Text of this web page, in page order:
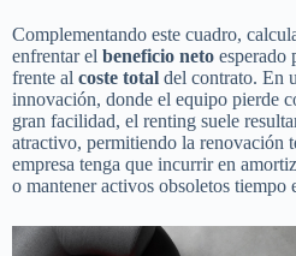
Complementando este cuadro,
enfrentar el beneficio neto esperado
frente al coste total del contrato. En
innovación, donde el equipo pierde
gran facilidad, el renting suele
atractivo, permitiendo la renovación
empresa tenga que incurrir en
o mantener activos obsoletos tiempo